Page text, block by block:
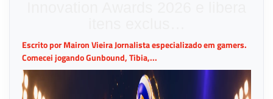
Escrito por Mairon Vieira Jornalista especializado em gamers.
Comecei jogando Gunbound, Tibia,...